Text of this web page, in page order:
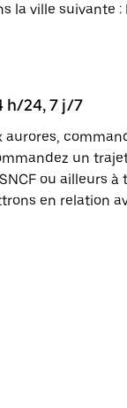
la ville suivante :
h/24, 7 j/7
aurores,
un
ou ailleurs
en relation